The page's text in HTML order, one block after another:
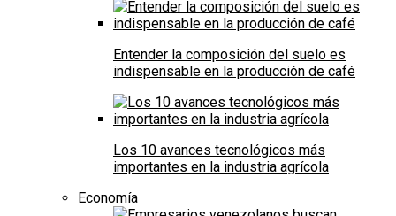
Entender la composición del suelo es
indispensable en la producción de café
Los 10 avances tecnológicos más
importantes en la industria agrícola
Economía